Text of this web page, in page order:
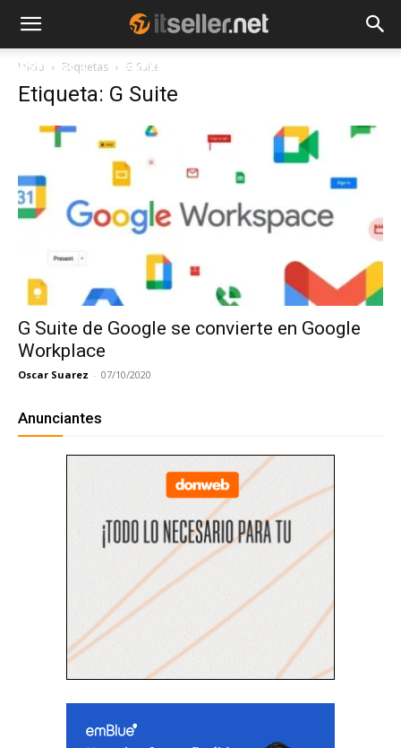
NOTICIAS TENDENCIAS
Inicio Etiquetas G Suite
Etiqueta: G Suite
G Suite de Google se convierte en Google
Workplace
Oscar Suarez - 07/10/2020
Anunciantes